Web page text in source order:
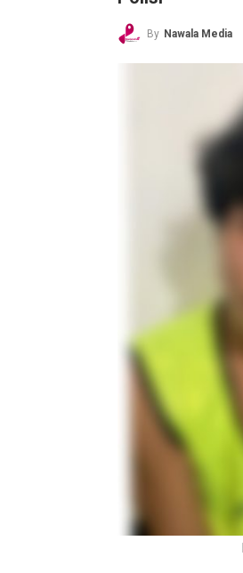
By Nawala Media